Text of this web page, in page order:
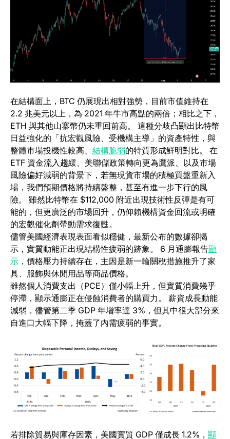
在結構面上，BTC 仍展現出相對強勢，目前市值維持在
2.2 兆美元以上，為 2021 年牛市高點的兩倍；相比之下，
ETH 與其他山寨幣仍未重回前高。 這種分歧凸顯出比特幣
日益強化的「抗宏觀風險、受機構主導」的資產特性，與
整體市場投機性較高、 結構脆弱的特質形成鮮明對比。 在
ETF 資金流入趨緩、美聯儲政策轉向更為鷹派、以及市場
風險偏好減弱的背景下，若無現貨市場的積極買盤重新入
場，我們預期價格將持續盤整，甚至有進一步下行的風
險。 雖然比特幣在 $112,000 附近出現技術性反彈是有可
能的，但更廣泛的市場回升，仍仰賴機構資金回流或明確
的宏觀催化劑帶動需求復甦。
儘管美國經濟表現表面看似穩健，最新公布的數據卻揭
示，實質動能正出現結構性疲弱的跡象。 6 月通膨報告顯
示 ，價格壓力持續存在，主因是新一輪關稅措施推升了家
具、服飾與休閒用品等商品價格。
雖然個人消費支出（PCE）僅小幅上升，但實質消費幾乎
停滯，顯示通膨正在侵蝕消費者的購買力。 薪資成長動能
減弱，儘管第二季 GDP 年增率達 3%，但其中很大部分來
自進口大幅下降，掩蓋了內需疲弱的事實。
若排除貿易與庫存因素，美國實質 GDP 僅成長 1.2%， 顯